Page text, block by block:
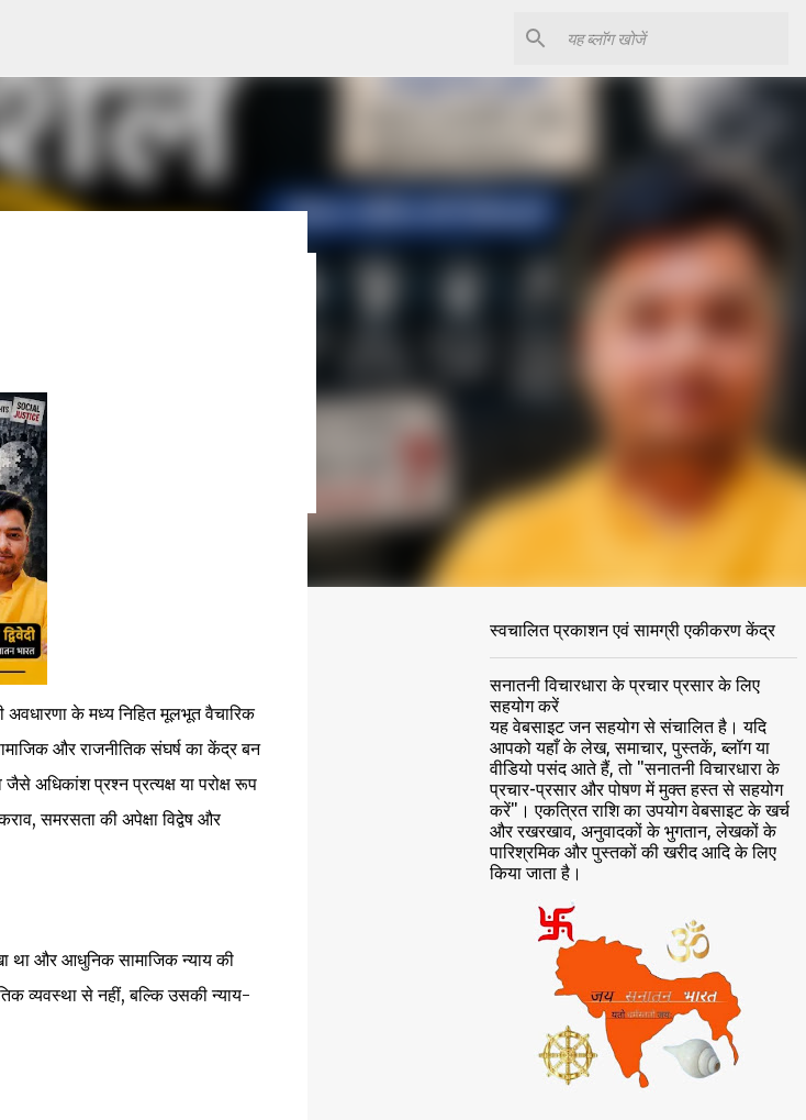
के मध्य निहित मूलभूत वैचारिक
और राजनीतिक संघर्ष का केंद्र बन
अधिकांश प्रश्न प्रत्यक्ष या परोक्ष रूप
समरसता की अपेक्षा विद्वेष और
था और आधुनिक सामाजिक न्याय की
व्यवस्था से नहीं, बल्कि उसकी न्याय-
स्वचालित प्रकाशन एवं सामग्री एकीकरण केंद्र
सनातनी विचारधारा के प्रचार प्रसार के लिए
सहयोग करें
यह वेबसाइट जन सहयोग से संचालित है। यदि
आपको यहाँ के लेख, समाचार, पुस्तकें, ब्लॉग या
वीडियो पसंद आते हैं, तो "सनातनी विचारधारा के
प्रचार-प्रसार और पोषण में मुक्त हस्त से सहयोग
करें"। एकत्रित राशि का उपयोग वेबसाइट के खर्च
और रखरखाव, अनुवादकों के भुगतान, लेखकों के
पारिश्रमिक और पुस्तकों की खरीद आदि के लिए
किया जाता है।